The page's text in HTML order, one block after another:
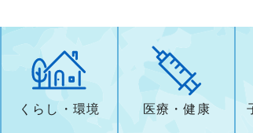
くらし・環境 医療・健康